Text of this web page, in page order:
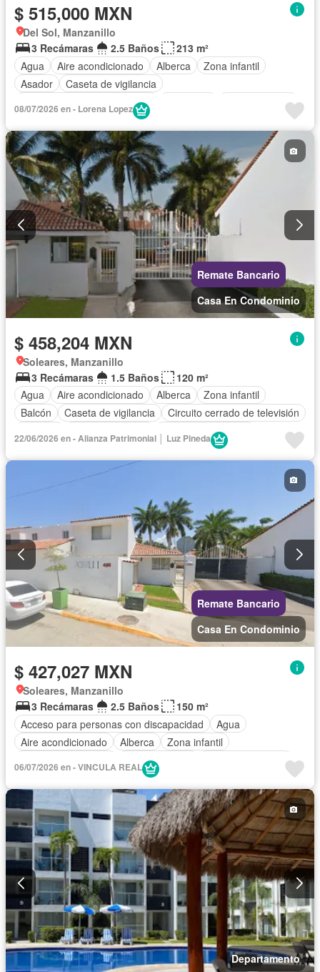
$ 515,000 MXN
Del Sol, Manzanillo
3 Recámaras
2.5 Baños
213 m²
Agua
Aire acondicionado Alberca
Zona infantil
Asador
Caseta de vigilancia
Circuito cerrado de televisión
Cocina integral
Electricidad
Gas natural
Internet Jardín
Recámara con closet
Seguridad
Televisión por cable Sin amueblar
08/07/2026 en - Lorena Lopez
Remate Bancario
Casa En Condominio
$ 458,204 MXN
Soleares, Manzanillo
3 Recámaras
1.5 Baños
120 m²
Agua
Aire acondicionado Alberca
Zona infantil
Balcón
Caseta de vigilancia
Circuito cerrado de televisión
Cuarto de Limpieza
Estacionamiento Gas natural
Recámara con closet Sin amueblar
22/06/2026 en - Alianza Patrimonial │ Luz Pineda
Remate Bancario
Casa En Condominio
$ 427,027 MXN
Soleares, Manzanillo
3 Recámaras
2.5 Baños
150 m²
Acceso para personas con discapacidad
Agua
Aire acondicionado
Alberca
Zona infantil
Cocina integral
Cuarto de servicio
Estacionamiento
Recámara con closet
Seguridad
Zonas verdes
Sin amueblar
06/07/2026 en - VINCULA REAL
Departamento